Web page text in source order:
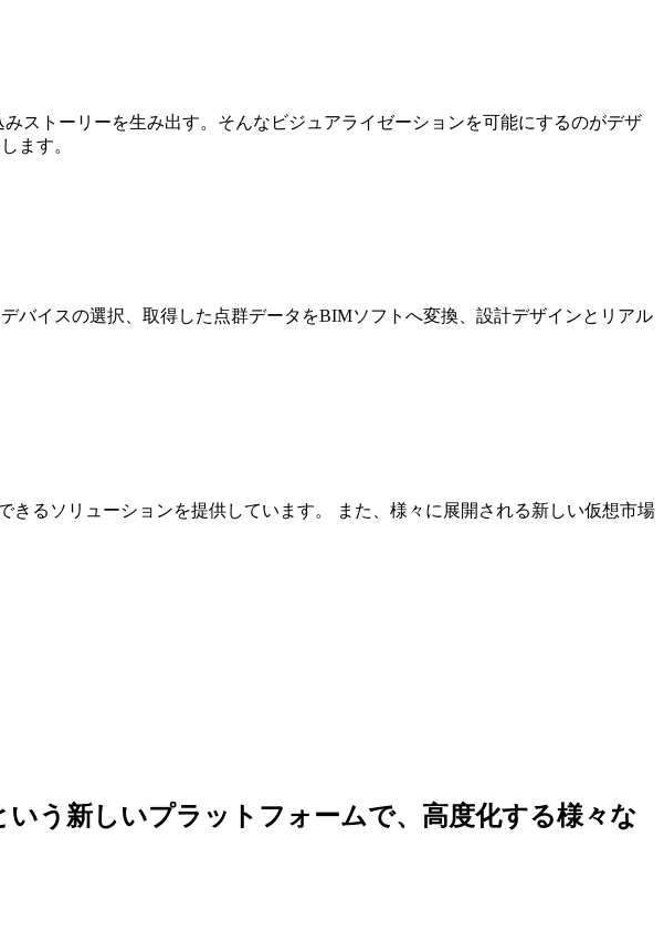
ストーリーを生み出す。そんなビジュアライゼーションを可能にするのがデザ
ます。
バイスの選択、取得した点群データをBIMソフトへ変換、設計デザインとリアル
るソリューションを提供しています。 また、様々に展開される新しい仮想市場
う新しいプラットフォームで、高度化する様々な